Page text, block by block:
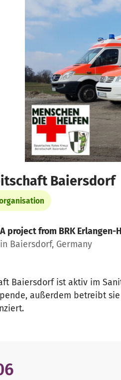
Baiersdorf
A project from BRK
in Baiersdorf, Germany
Baiersdorf ist aktiv im
außerdem betreibt